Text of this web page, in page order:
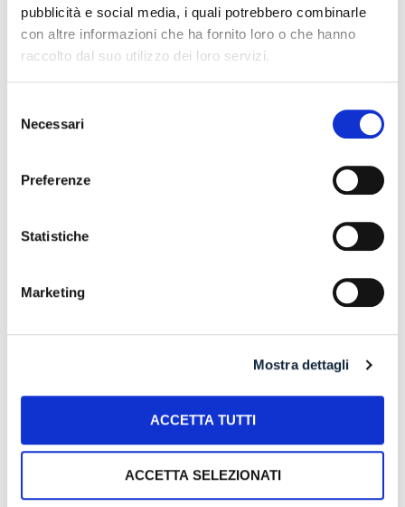
pubblicità e social media, i quali potrebbero combinarle
con altre informazioni che ha fornito loro o che hanno
raccolto dal suo utilizzo dei loro servizi.
delNecessari
Preferenze
Statistiche
Marketing
Mostra dettagli
ACCETTA TUTTI
ACCETTA SELEZIONATI
CONSUMATORE ANCHE PER L’IMPRENDITORE
DERIVANTI DALLA PRECEDENTE ATTIVITA’
RISARCIMENTO DANNI – CONDOTTA
gravidanza ed omessa diagnosi della sindrome di